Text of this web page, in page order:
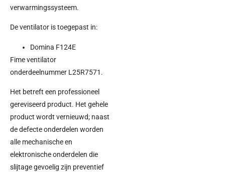
verwarmingssysteem.
De ventilator is toegepast in:
Domina F124E
Fime ventilator
onderdeelnummer L25R7571.
Het betreft een professioneel
gereviseerd product. Het gehele
product wordt vernieuwd; naast
de defecte onderdelen worden
alle mechanische en
elektronische onderdelen die
slijtage gevoelig zijn preventief